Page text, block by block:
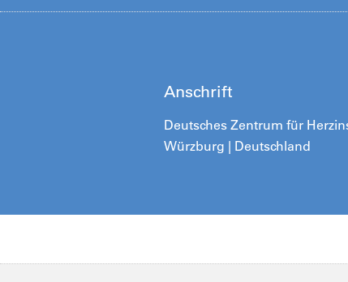
Anschrift
Deutsches Zentrum für
Würzburg | Deutschland